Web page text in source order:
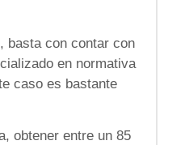
basta con contar con
en normativa
caso es bastante
obtener entre un 85